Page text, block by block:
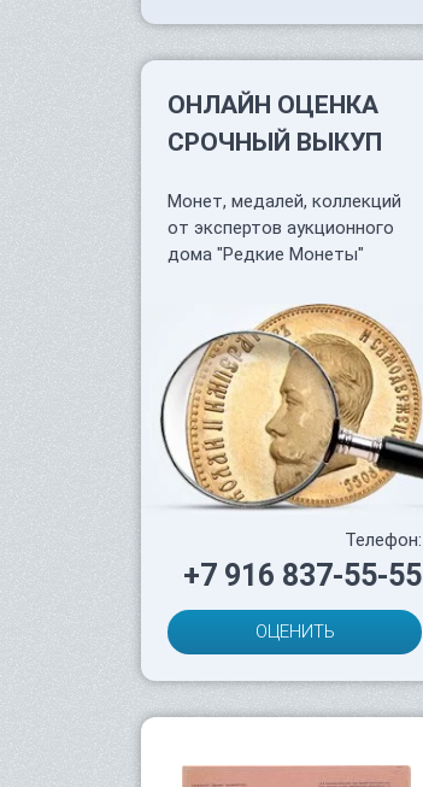
ОНЛАЙН ОЦЕНКА
СРОЧНЫЙ ВЫКУП
Монет, медалей, коллекций
от экспертов аукционного
дома "Редкие Монеты"
Телефон:
+7 916 837-55-55
ОЦЕНИТЬ